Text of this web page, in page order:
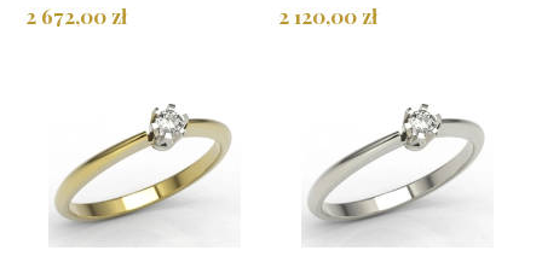
2 672,00 zł 2 120,00 zł